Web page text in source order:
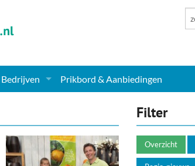
Bedrijven
Verzorging
Prikbord & Aanbiedingen
Filter
Overzicht